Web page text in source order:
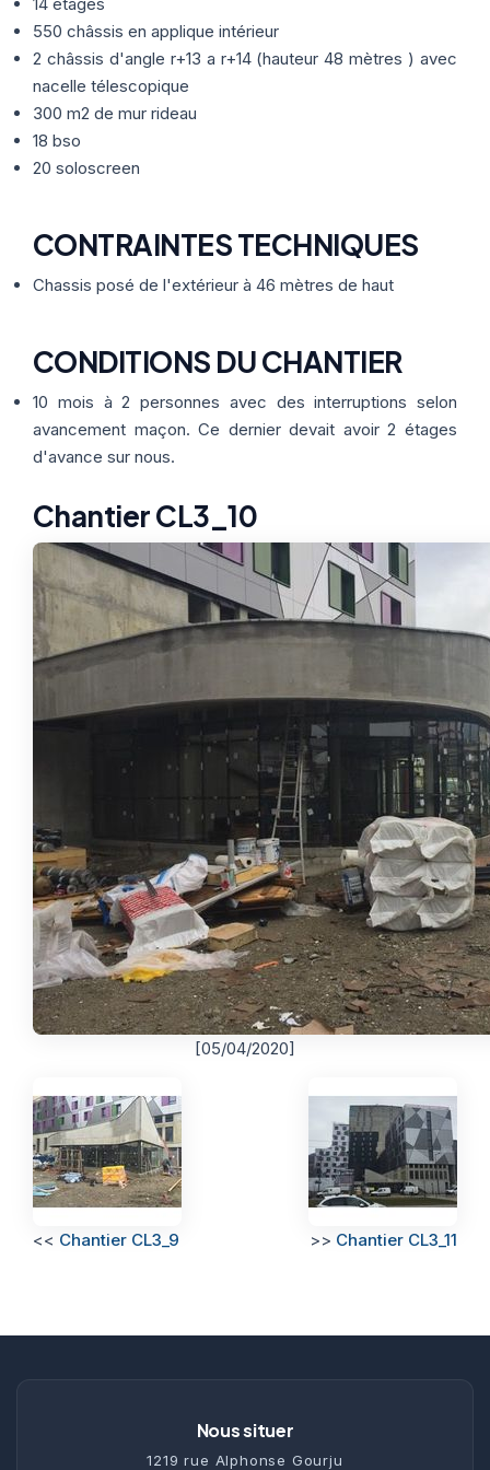
Nos Formules
550 châssis en applique intérieur
2 châssis d'angle r+13 a r+14 (hauteur 48 mètres ) avec
nacelle télescopique
300 m2 de mur rideau
18 bso
20 soloscreen
CONTRAINTES TECHNIQUES
Chassis posé de l'extérieur à 46 mètres de haut
CONDITIONS DU CHANTIER
10 mois à 2 personnes avec des interruptions selon
avancement maçon. Ce dernier devait avoir 2 étages
d'avance sur nous.
Chantier CL3_10
[05/04/2020]
<< Chantier CL3_9 >> Chantier CL3_11
Nous situer
1219 rue Alphonse Gourju